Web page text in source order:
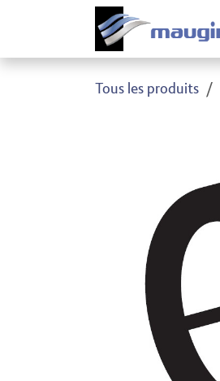
Se rendre au contenu
Tous les produits